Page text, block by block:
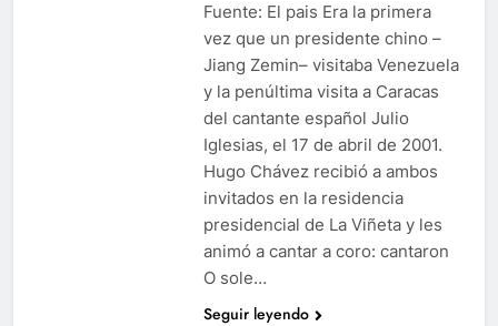
Fuente: El pais Era la primera
vez que un presidente chino –
Jiang Zemin– visitaba Venezuela
y la penúltima visita a Caracas
del cantante español Julio
Iglesias, el 17 de abril de 2001.
Hugo Chávez recibió a ambos
invitados en la residencia
presidencial de La Viñeta y les
animó a cantar a coro: cantaron
O sole…
Seguir leyendo